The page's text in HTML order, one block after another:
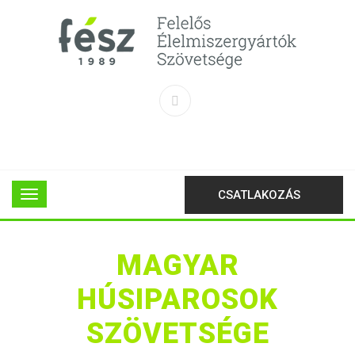
CSATLAKOZÁS
MAGYAR
HÚSIPAROSOK
SZÖVETSÉGE